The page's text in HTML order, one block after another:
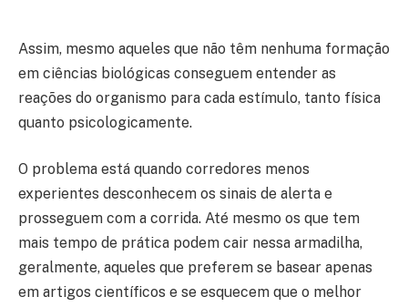
Assim, mesmo aqueles que não têm nenhuma formação
em ciências biológicas conseguem entender as
reações do organismo para cada estímulo, tanto física
quanto psicologicamente.
O problema está quando corredores menos
experientes desconhecem os sinais de alerta e
prosseguem com a corrida. Até mesmo os que tem
mais tempo de prática podem cair nessa armadilha,
geralmente, aqueles que preferem se basear apenas
em artigos científicos e se esquecem que o melhor